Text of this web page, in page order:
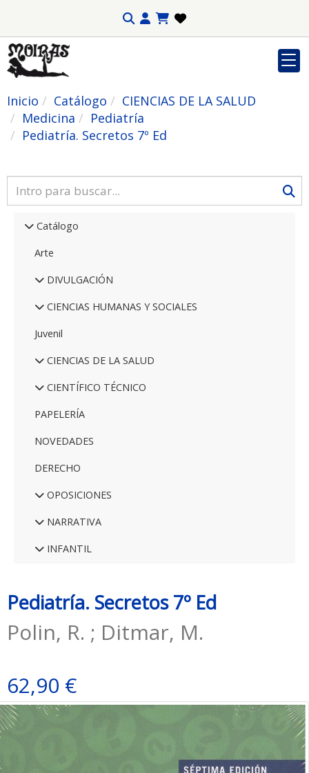
Inicio Catálogo
CIENCIAS DE LA SALUD
Medicina
Pediatría
Pediatría. Secretos 7º Ed
Catálogo
Arte
DIVULGACIÓN
CIENCIAS HUMANAS Y SOCIALES
Juvenil
CIENCIAS DE LA SALUD
CIENTÍFICO TÉCNICO
PAPELERÍA
NOVEDADES
DERECHO
OPOSICIONES
NARRATIVA
INFANTIL
Pediatría. Secretos 7º Ed
Polin, R. ; Ditmar, M.
62,90 €